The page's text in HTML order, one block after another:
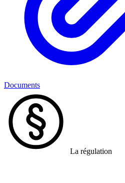
Documents
La régulation